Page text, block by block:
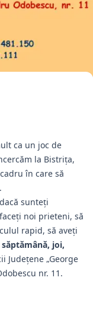
ca un joc de
la Bistrița,
în care să
sunteţi
noi prieteni, să
rapid, să aveţi
joi,
Judeţene „George
nr. 11.